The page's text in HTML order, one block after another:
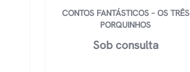
CONTOS FANTÁSTICOS – OS TRÊS
PORQUINHOS
Sob consulta